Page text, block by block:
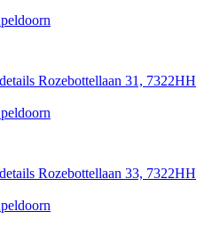
Rozebottellaan 31, 7322HH
Rozebottellaan 33, 7322HH